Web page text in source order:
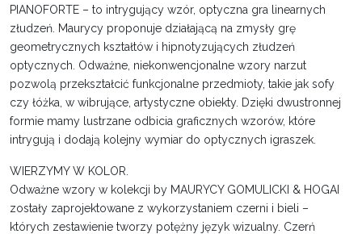
PIANOFORTE – to intrygujący wzór, optyczna gra linearnych
złudzeń. Maurycy proponuje działającą na zmysły grę
geometrycznych kształtów i hipnotyzujących złudzeń
optycznych. Odważne, niekonwencjonalne wzory narzut
pozwolą przekształcić funkcjonalne przedmioty, takie jak sofy
czy łóżka, w wibrujące, artystyczne obiekty. Dzięki dwustronnej
formie mamy lustrzane odbicia graficznych wzorów, które
intrygują i dodają kolejny wymiar do optycznych igraszek.
WIERZYMY W KOLOR.
Odważne wzory w kolekcji by MAURYCY GOMULICKI & HOGAI
zostały zaprojektowane z wykorzystaniem czerni i bieli –
których zestawienie tworzy potężny język wizualny. Czerń